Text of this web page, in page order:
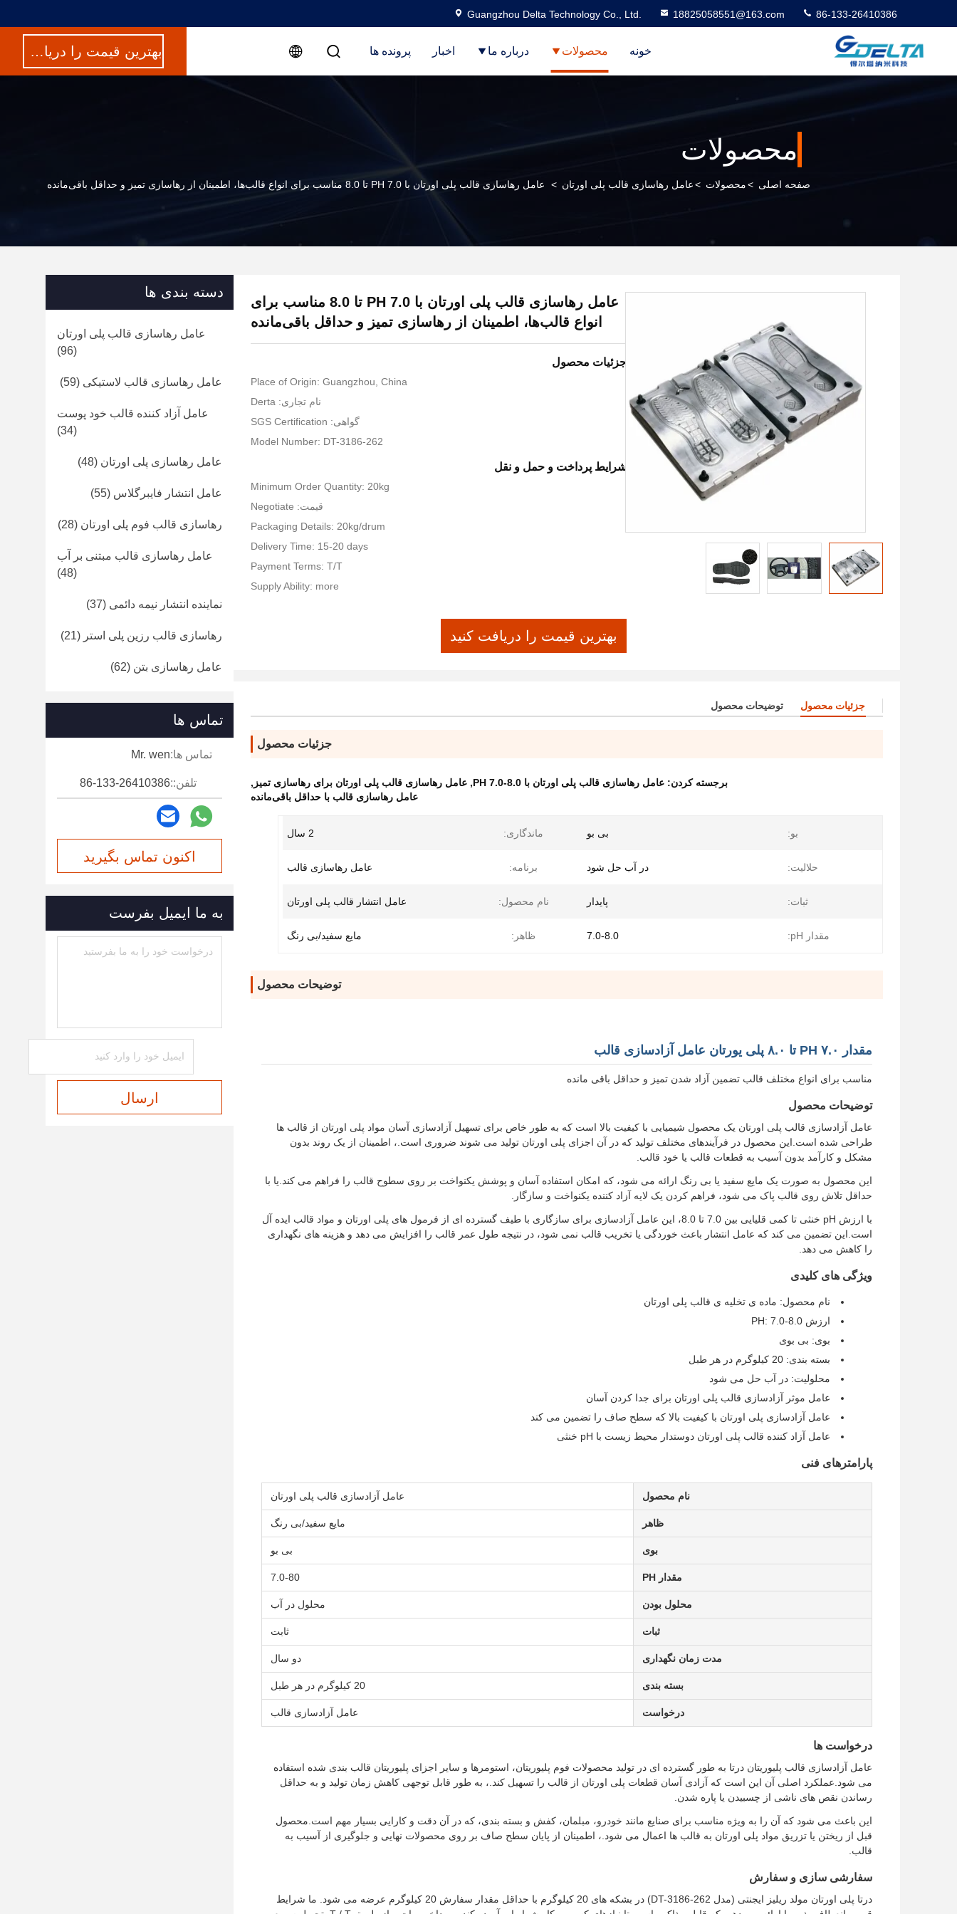
Guangzhou Delta Technology Co., Ltd. 18825058551@163.com 86-133-26410386
خونه محصولات درباره ما اخبار پرونده ها بهترین قیمت را دریافت کنید
محصولات
صفحه اصلی >محصولات >عامل رهاسازی قالب پلی اورتان > عامل رهاسازی قالب پلی اورتان با PH 7.0 تا 8.0 مناسب برای انواع قالب‌ها، اطمینان از رهاسازی تمیز و حداقل باقی‌مانده
عامل رهاسازی قالب پلی اورتان با PH 7.0 تا 8.0 مناسب برای
انواع قالب‌ها، اطمینان از رهاسازی تمیز و حداقل باقی‌مانده
جزئیات محصول
Place of Origin: Guangzhou, China
نام تجاری: Derta
گواهی: SGS Certification
Model Number: DT-3186-262
شرایط پرداخت و حمل و نقل
Minimum Order Quantity: 20kg
قیمت: Negotiate
Packaging Details: 20kg/drum
Delivery Time: 15-20 days
Payment Terms: T/T
Supply Ability: more
بهترین قیمت را دریافت کنید
جزئیات محصول توضیحات محصول
جزئیات محصول
برجسته کردن: عامل رهاسازی قالب پلی اورتان با PH 7.0-8.0 , عامل رهاسازی قالب پلی اورتان برای رهاسازی تمیز ,
عامل رهاسازی قالب با حداقل باقی‌مانده
بو: بی بو ماندگاری: 2 سال
حلالیت: در آب حل شود برنامه: عامل رهاسازی قالب
ثبات: پایدار نام محصول: عامل انتشار قالب پلی اورتان
مقدار pH: 7.0-8.0 ظاهر: مایع سفید/بی رنگ
توضیحات محصول
مقدار PH ۷.۰ تا ۸.۰ پلی یورتان عامل آزادسازی قالب
مناسب برای انواع مختلف قالب تضمین آزاد شدن تمیز و حداقل باقی مانده
توضیحات محصول
عامل آزادسازی قالب پلی اورتان یک محصول شیمیایی با کیفیت بالا است که به طور خاص برای تسهیل آزادسازی آسان مواد پلی اورتان از قالب ها
طراحی شده است.این محصول در فرآیندهای مختلف تولید که در آن اجزای پلی اورتان تولید می شوند ضروری است.، اطمینان از یک روند بدون
مشکل و کارآمد بدون آسیب به قطعات قالب یا خود قالب.
این محصول به صورت یک مایع سفید یا بی رنگ ارائه می شود، که امکان استفاده آسان و پوشش یکنواخت بر روی سطوح قالب را فراهم می کند.یا با
حداقل تلاش روی قالب پاک می شود، فراهم کردن یک لایه آزاد کننده یکنواخت و سازگار.
با ارزش pH خنثی تا کمی قلیایی بین 7.0 تا 8.0، این عامل آزادسازی برای سازگاری با طیف گسترده ای از فرمول های پلی اورتان و مواد قالب ایده آل
است.این تضمین می کند که عامل انتشار باعث خوردگی یا تخریب قالب نمی شود، در نتیجه طول عمر قالب را افزایش می دهد و هزینه های نگهداری
را کاهش می دهد.
ویژگی های کلیدی
نام محصول: ماده ی تخلیه ی قالب پلی اورتان
ارزش PH: 7.0-8.0
بوی: بی بوی
بسته بندی: 20 کیلوگرم در هر طبل
محلولیت: در آب حل می شود
عامل موثر آزادسازی قالب پلی اورتان برای جدا کردن آسان
عامل آزادسازی پلی اورتان با کیفیت بالا که سطح صاف را تضمین می کند
عامل آزاد کننده قالب پلی اورتان دوستدار محیط زیست با pH خنثی
پارامترهای فنی
نام محصول عامل آزادسازی قالب پلی اورتان
ظاهر مایع سفید/بی رنگ
بوی بی بو
مقدار PH 7.0-80
محلول بودن محلول در آب
ثبات ثابت
مدت زمان نگهداری دو سال
بسته بندی 20 کیلوگرم در هر طبل
درخواست عامل آزادسازی قالب
درخواست ها
عامل آزادسازی قالب پلیوریتان درتا به طور گسترده ای در تولید محصولات فوم پلیوریتان، استومرها و سایر اجزای پلیوریتان قالب بندی شده استفاده
می شود.عملکرد اصلی آن این است که آزادی آسان قطعات پلی اورتان از قالب را تسهیل کند.، به طور قابل توجهی کاهش زمان تولید و به حداقل
رساندن نقص های ناشی از چسبیدن یا پاره شدن.
این باعث می شود که آن را به ویژه مناسب برای صنایع مانند خودرو، مبلمان، کفش و بسته بندی، که در آن دقت و کارایی بسیار مهم است.محصول
قبل از ریختن یا تزریق مواد پلی اورتان به قالب ها اعمال می شود.، اطمینان از پایان سطح صاف بر روی محصولات نهایی و جلوگیری از آسیب به
قالب.
سفارشی سازی و سفارش
درتا پلی اورتان مولد ریلیز ایجنتی (مدل DT-3186-262) در بشکه های 20 کیلوگرم با حداقل مقدار سفارش 20 کیلوگرم عرضه می شود. ما شرایط
دسته بندی ها
عامل رهاسازی قالب پلی اورتان
(96)
عامل رهاسازی قالب لاستیکی (59)
عامل آزاد کننده قالب خود پوست
(34)
عامل رهاسازی پلی اورتان (48)
عامل انتشار فایبرگلاس (55)
رهاسازی قالب فوم پلی اورتان (28)
عامل رهاسازی قالب مبتنی بر آب
(48)
نماینده انتشار نیمه دائمی (37)
رهاسازی قالب رزین پلی استر (21)
عامل رهاسازی بتن (62)
تماس ها
تماس ها:Mr. wen
تلفن::86-133-26410386
اکنون تماس بگیرید
به ما ایمیل بفرست
ارسال